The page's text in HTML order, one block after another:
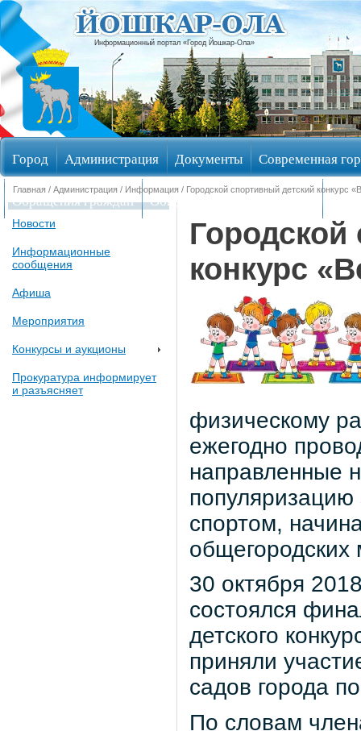
Информационный портал «Город Йошкар-Ола»
Город Администрация Документы Современная
Обращения граждан Общественные обсуждения
Главная / Администрация / Информация / Городской спортивный детский конкурс
Новости
Информационные
сообщения
Афиша
Мероприятия
Конкурсы и аукционы
Прокуратура информирует
и разъясняет
конкурс
физическому
ежегодно
направленные
популяризацию
спортом,
общегородских
30 октября
состоялся
детского
приняли
садов города
По словам